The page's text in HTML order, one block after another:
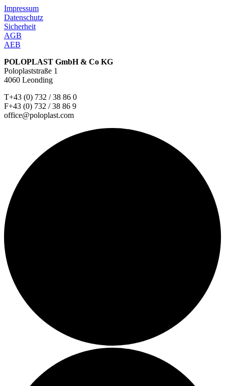
Impressum
Datenschutz
Sicherheit
AGB
AEB
POLOPLAST GmbH & Co KG
Poloplaststraße 1
4060 Leonding
T+43 (0) 732 / 38 86 0
F+43 (0) 732 / 38 86 9
office@poloplast.com